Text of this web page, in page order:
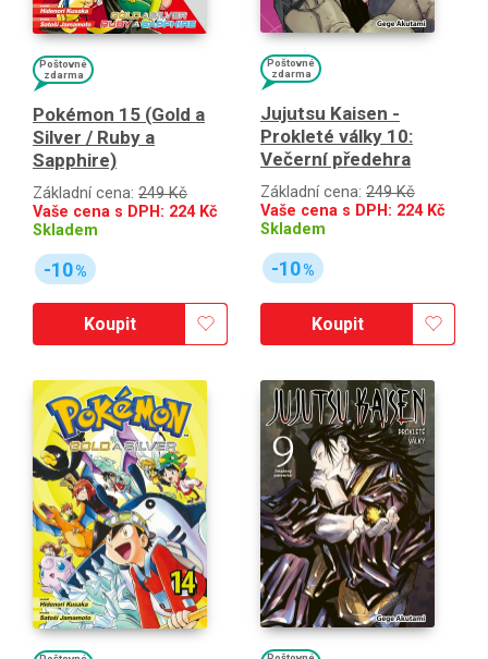
Poštovné
zdarma
Pokémon 15 (Gold a
Silver / Ruby a
Sapphire)
Základní cena: 249 Kč
Vaše cena s DPH: 224Kč
Skladem
-10%
Koupit
Poštovné
zdarma
Jujutsu Kaisen -
Prokleté války 10:
Večerní předehra
Základní cena: 249 Kč
Vaše cena s DPH: 224Kč
Skladem
-10%
Koupit